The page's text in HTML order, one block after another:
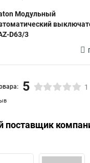
Модульный
D63/3
5 1
поставщик